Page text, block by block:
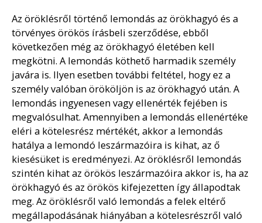
Az öröklésről történő lemondás az örökhagyó és a
törvényes örökös írásbeli szerződése, ebből
következően még az örökhagyó életében kell
megkötni. A lemondás köthető harmadik személy
javára is. Ilyen esetben további feltétel, hogy ez a
személy valóban örököljön is az örökhagyó után. A
lemondás ingyenesen vagy ellenérték fejében is
megvalósulhat. Amennyiben a lemondás ellenértéke
eléri a kötelesrész mértékét, akkor a lemondás
hatálya a lemondó leszármazóira is kihat, az ő
kiesésüket is eredményezi. Az öröklésről lemondás
szintén kihat az örökös leszármazóira akkor is, ha az
örökhagyó és az örökös kifejezetten így állapodtak
meg. Az öröklésről való lemondás a felek eltérő
megállapodásának hiányában a kötelesrészről való